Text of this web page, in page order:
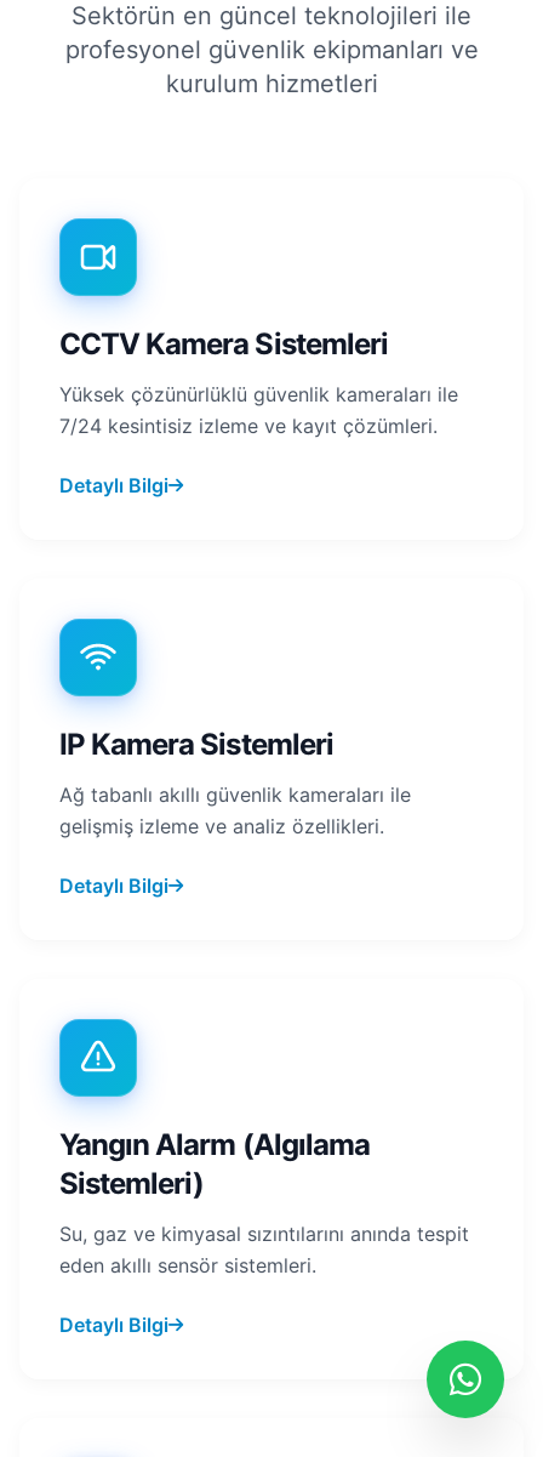
Sektörün en güncel teknolojileri ile
profesyonel güvenlik ekipmanları ve
kurulum hizmetleri
CCTV Kamera Sistemleri
Yüksek çözünürlüklü güvenlik kameraları ile
7/24 kesintisiz izleme ve kayıt çözümleri.
Detaylı Bilgi
IP Kamera Sistemleri
Ağ tabanlı akıllı güvenlik kameraları ile
gelişmiş izleme ve analiz özellikleri.
Detaylı Bilgi
Yangın Alarm (Algılama
Sistemleri)
Su, gaz ve kimyasal sızıntılarını anında tespit
eden akıllı sensör sistemleri.
Detaylı Bilgi